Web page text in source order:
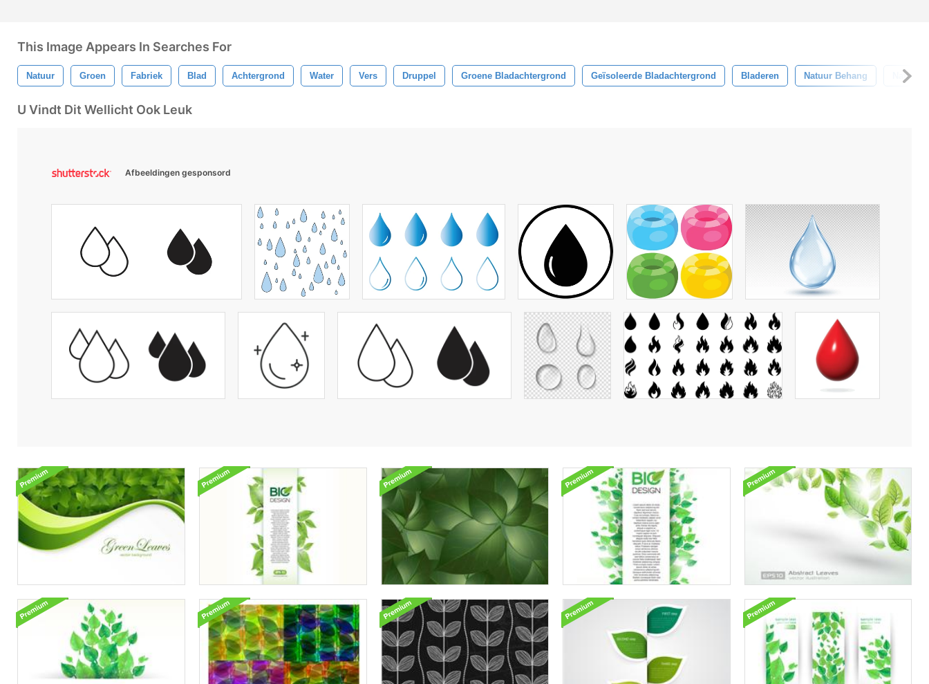
This Image Appears In Searches For
Natuur Groen Fabriek Blad Achtergrond Water Vers Druppel Groene Bladachtergrond Geïsoleerde Bladachtergrond Bladeren Natuur Behang Natuur
U Vindt Dit Wellicht Ook Leuk
Afbeeldingen gesponsord